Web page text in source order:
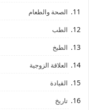
الصحة والطعام
الطب
الطبخ
العلاقة الزوجية
القيادة
تاريخ